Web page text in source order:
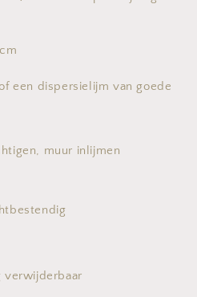
een dispersielijm van goede
muur inlijmen
verwijderbaar